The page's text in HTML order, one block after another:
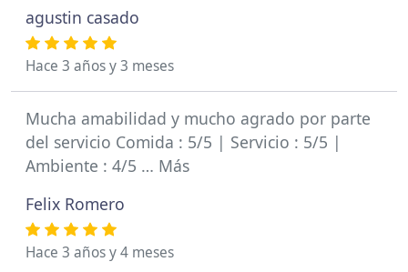
agustin casado
Hace 3 años y 3 meses
Mucha amabilidad y mucho agrado por parte
del servicio Comida : 5/5 | Servicio : 5/5 |
Ambiente : 4/5 … Más
Felix Romero
Hace 3 años y 4 meses